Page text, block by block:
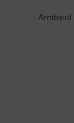
Armband